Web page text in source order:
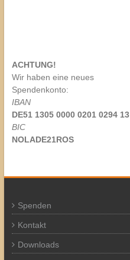
ACHTUNG!
Wir haben eine neues
Spendenkonto:
IBAN
DE51 1305 0000 0201 0294 13
BIC
NOLADE21ROS
Spenden
Kontakt
Downloads